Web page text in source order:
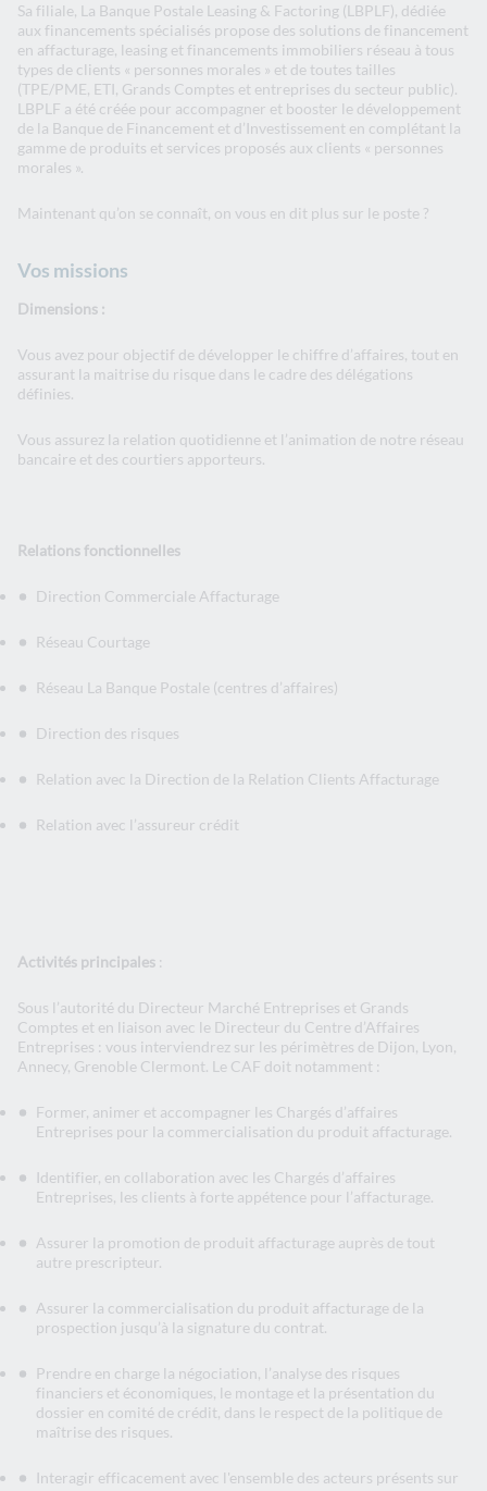
Sa filiale, La Banque Postale Leasing & Factoring (LBPLF), dédiée
aux financements spécialisés propose des solutions de financement
en affacturage, leasing et financements immobiliers réseau à tous
types de clients « personnes morales » et de toutes tailles
(TPE/PME, ETI, Grands Comptes et entreprises du secteur public).
LBPLF a été créée pour accompagner et booster le développement
de la Banque de Financement et d’Investissement en complétant la
gamme de produits et services proposés aux clients « personnes
morales ».
Maintenant qu’on se connaît, on vous en dit plus sur le poste ?
Vos missions
Dimensions :
Vous avez pour objectif de développer le chiffre d’affaires, tout en
assurant la maitrise du risque dans le cadre des délégations
définies.
Vous assurez la relation quotidienne et l’animation de notre réseau
bancaire et des courtiers apporteurs.
Relations fonctionnelles
Direction Commerciale Affacturage
Réseau Courtage
Réseau La Banque Postale (centres d’affaires)
Direction des risques
Relation avec la Direction de la Relation Clients Affacturage
Relation avec l’assureur crédit
Activités principales :
Sous l’autorité du Directeur Marché Entreprises et Grands
Comptes et en liaison avec le Directeur du Centre d’Affaires
Entreprises : vous interviendrez sur les périmètres de Dijon, Lyon,
Annecy, Grenoble Clermont. Le CAF doit notamment :
Former, animer et accompagner les Chargés d’affaires
Entreprises pour la commercialisation du produit affacturage.
Identifier, en collaboration avec les Chargés d’affaires
Entreprises, les clients à forte appétence pour l’affacturage.
Assurer la promotion de produit affacturage auprès de tout
autre prescripteur.
Assurer la commercialisation du produit affacturage de la
prospection jusqu’à la signature du contrat.
Prendre en charge la négociation, l’analyse des risques
financiers et économiques, le montage et la présentation du
dossier en comité de crédit, dans le respect de la politique de
maîtrise des risques.
Interagir efficacement avec l'ensemble des acteurs présents sur